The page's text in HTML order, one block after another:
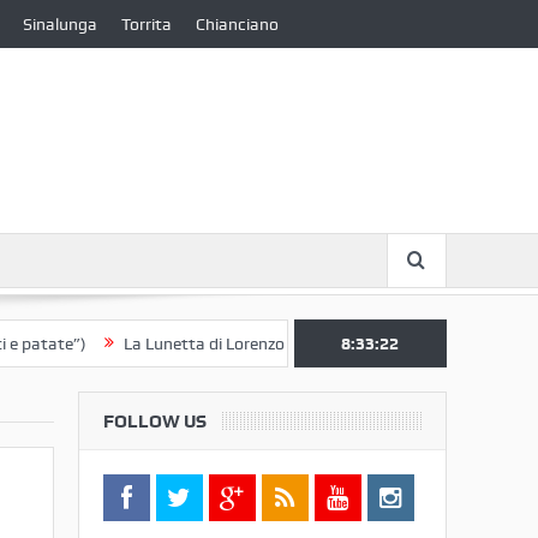
Sinalunga Torrita Chianciano
La Lunetta di Lorenzo Berrettini lascia il Convento di S. Chiara
8:33:22
FOLLOW US